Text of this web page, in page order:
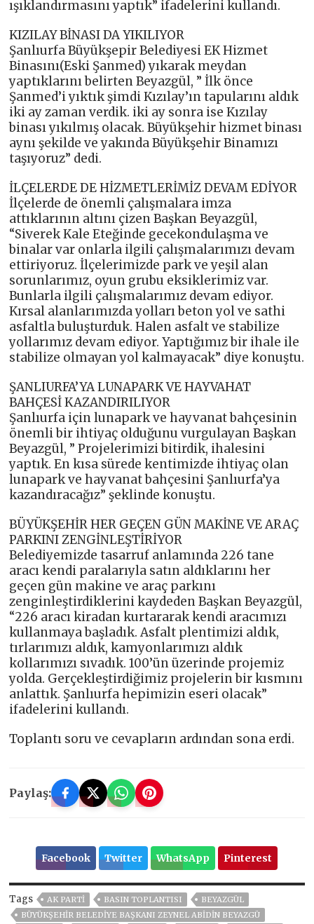
ışıklandırmasını yaptık” ifadelerini kullandı.
KIZILAY BİNASI DA YIKILIYOR
Şanlıurfa Büyükşepir Belediyesi EK Hizmet
Binasını(Eski Şanmed) yıkarak meydan
yaptıklarını belirten Beyazgül, ” İlk önce
Şanmed’i yıktık şimdi Kızılay’ın tapularını aldık
iki ay zaman verdik. iki ay sonra ise Kızılay
binası yıkılmış olacak. Büyükşehir hizmet binası
aynı şekilde ve yakında Büyükşehir Binamızı
taşıyoruz” dedi.
İLÇELERDE DE HİZMETLERİMİZ DEVAM EDİYOR
İlçelerde de önemli çalışmalara imza
attıklarının altını çizen Başkan Beyazgül,
“Siverek Kale Eteğinde gecekondulaşma ve
binalar var onlarla ilgili çalışmalarımızı devam
ettiriyoruz. İlçelerimizde park ve yeşil alan
sorunlarımız, oyun grubu eksiklerimiz var.
Bunlarla ilgili çalışmalarımız devam ediyor.
Kırsal alanlarımızda yolları beton yol ve sathi
asfaltla buluşturduk. Halen asfalt ve stabilize
yollarımız devam ediyor. Yaptığımız bir ihale ile
stabilize olmayan yol kalmayacak” diye konuştu.
ŞANLIURFA’YA LUNAPARK VE HAYVAHAT
BAHÇESİ KAZANDIRILIYOR
Şanlıurfa için lunapark ve hayvanat bahçesinin
önemli bir ihtiyaç olduğunu vurgulayan Başkan
Beyazgül, ” Projelerimizi bitirdik, ihalesini
yaptık. En kısa sürede kentimizde ihtiyaç olan
lunapark ve hayvanat bahçesini Şanlıurfa’ya
kazandıracağız” şeklinde konuştu.
BÜYÜKŞEHİR HER GEÇEN GÜN MAKİNE VE ARAÇ
PARKINI ZENGİNLEŞTİRİYOR
Belediyemizde tasarruf anlamında 226 tane
aracı kendi paralarıyla satın aldıklarını her
geçen gün makine ve araç parkını
zenginleştirdiklerini kaydeden Başkan Beyazgül,
“226 aracı kiradan kurtararak kendi aracımızı
kullanmaya başladık. Asfalt plentimizi aldık,
tırlarımızı aldık, kamyonlarımızı aldık
kollarımızı sıvadık. 100’ün üzerinde projemiz
yolda. Gerçekleştirdiğimiz projelerin bir kısmını
anlattık. Şanlıurfa hepimizin eseri olacak”
ifadelerini kullandı.
Toplantı soru ve cevapların ardından sona erdi.
Paylaş:
Facebook Twitter WhatsApp Pinterest
Tags AK PARTİ BASIN TOPLANTISI
BEYAZGÜL
BÜYÜKŞEHIR BELEDIYE BAŞKANI ZEYNEL ABIDIN BEYAZGÜ